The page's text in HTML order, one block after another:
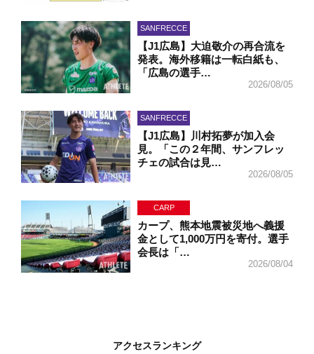
SANFRECCE
【J1広島】大迫敬介の再合流を
発表。海外移籍は一転白紙も、
「広島の選手…
2026/08/05
SANFRECCE
【J1広島】川村拓夢が加入会
見。「この２年間、サンフレッ
チェの試合は見…
2026/08/05
CARP
カープ、熊本地震被災地へ義援
金として1,000万円を寄付。選手
会長は「…
2026/08/04
アクセスランキング